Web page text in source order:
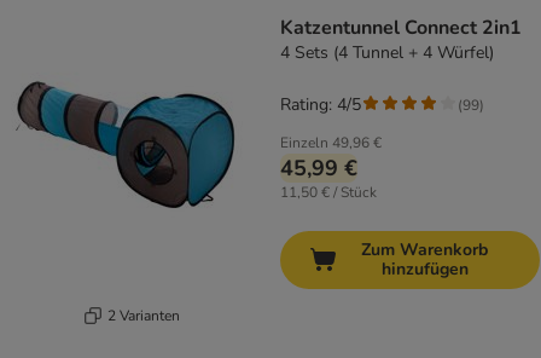
2 Varianten
Katzentunnel Connect 2in1
4 Sets (4 Tunnel + 4 Würfel)
Einzeln 49,96 €
45,99 €
11,50 € / Stück
Rating: 4/5 (99)
Zum Warenkorb
hinzufügen